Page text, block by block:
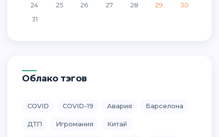
24
25 26 27 28 29
30
31
Облако тэгов
COVID COVID-19 Авария Барселона
ДТП Игромания Китай